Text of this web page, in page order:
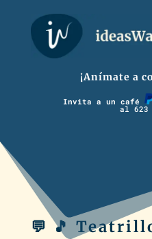
¡Anímate a
Invita a un café
al 623
💬 🎵